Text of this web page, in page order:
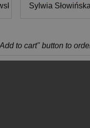
Sylwia Słowińska
to cart" button to